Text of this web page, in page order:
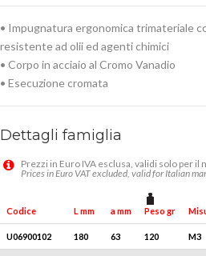
• Impugnatura ergonomica trimateriale
resistente ad olii ed agenti chimici
• Corpo in acciaio al Cromo Vanadio
• Esecuzione cromata
Dettagli famiglia
Prezzi in Euro IVA esclusa, validi solo per il
Prices in Euro VAT excluded, valid for Italian
Codice L mm a mm Peso gr
U06900102 180 63 120 M3